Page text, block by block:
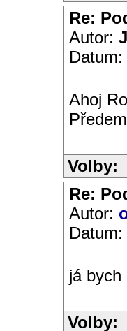
Re:
Autor:
Ahoj
Volby:
Re:
Autor:
já bych
Volby: